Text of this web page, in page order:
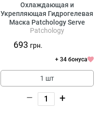
Охлаждающая и
Укрепляющая Гидрогелевая
Маска Patchology Serve
Chilled on Ice Hydrogel Mask
Patchology
693 грн.
+ 34 бонуса
1 шт
– +